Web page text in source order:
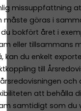
missuppfattning
måste göras i
bokfört året i
eller tillsammans
kan du enkelt
till
och
att behålla
samtidigt som du